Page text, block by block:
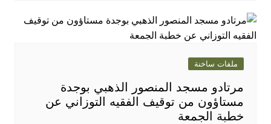
ملفات ساخنة
مرتادو مسجد المنصور الذهبي بوجدة
مستاؤون من توقيف الفقيه التوزاني عن
خطبة الجمعة